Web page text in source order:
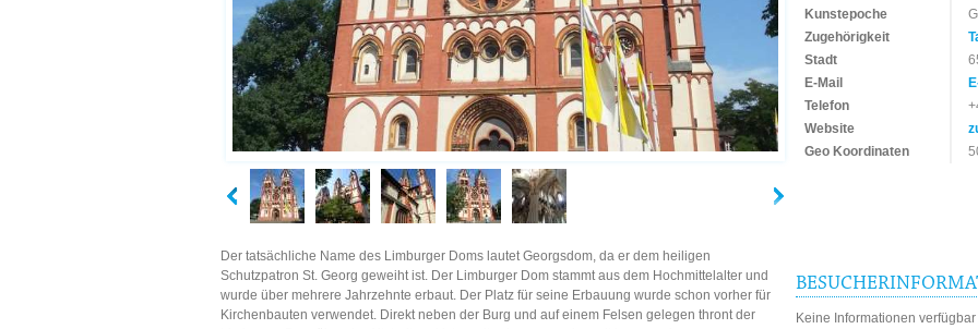
Kunstepoche
Zugehörigkeit
Stadt
E-Mail
Telefon
Website
Geo Koordinaten
Der tatsächliche Name des Limburger Doms lautet Georgsdom, da er dem heiligen
Schutzpatron St. Georg geweiht ist. Der Limburger Dom stammt aus dem Hochmittelalter und
wurde über mehrere Jahrzehnte erbaut. Der Platz für seine Erbauung wurde schon vorher für
Kirchenbauten verwendet. Direkt neben der Burg und auf einem Felsen gelegen thront der
Keine Informationen verfügbar